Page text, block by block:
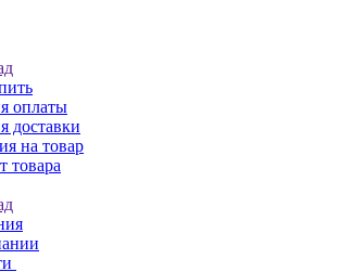
оплаты
доставки
на товар
товара